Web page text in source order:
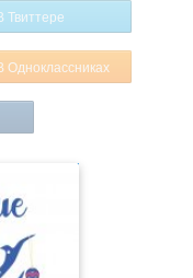
Твиттере
Одноклассниках